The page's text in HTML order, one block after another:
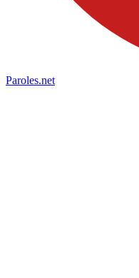
Paroles.net